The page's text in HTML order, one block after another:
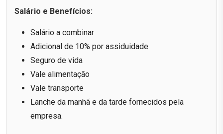
Salário e Benefícios:
Salário a combinar
Adicional de 10% por assiduidade
Seguro de vida
Vale alimentação
Vale transporte
Lanche da manhã e da tarde fornecidos pela
empresa.